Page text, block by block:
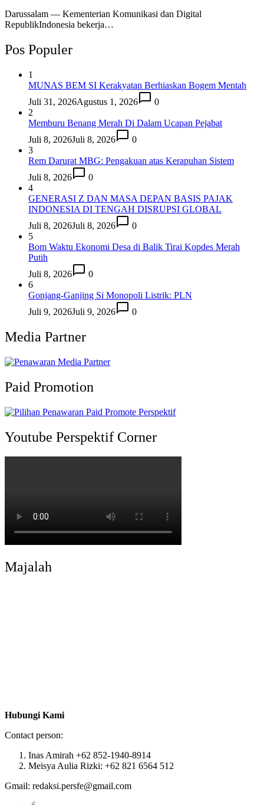
Darussalam — Kementerian Komunikasi dan Digital
RepublikIndonesia bekerja…
Pos Populer
1
MUNAS BEM SI Kerakyatan Berhiaskan Bogem Mentah
Juli 31, 2026Agustus 1, 2026
0
2
Memburu Benang Merah Di Dalam Ucapan Pejabat
Juli 8, 2026Juli 8, 2026
0
3
Rem Darurat MBG: Pengakuan atas Kerapuhan Sistem
Juli 8, 2026
0
4
GENERASI Z DAN MASA DEPAN BASIS PAJAK
INDONESIA DI TENGAH DISRUPSI GLOBAL
Juli 8, 2026Juli 8, 2026
0
5
Bom Waktu Ekonomi Desa di Balik Tirai Kopdes Merah
Putih
Juli 8, 2026
0
6
Gonjang-Ganjing Si Monopoli Listrik: PLN
Juli 9, 2026Juli 9, 2026 0
Media Partner
Paid Promotion
Youtube Perspektif Corner
Majalah
Hubungi Kami
Contact person:
Inas Amirah +62 852-1940-8914
Meisya Aulia Rizki: +62 821 6564 512
Gmail: redaksi.persfe@gmail.com